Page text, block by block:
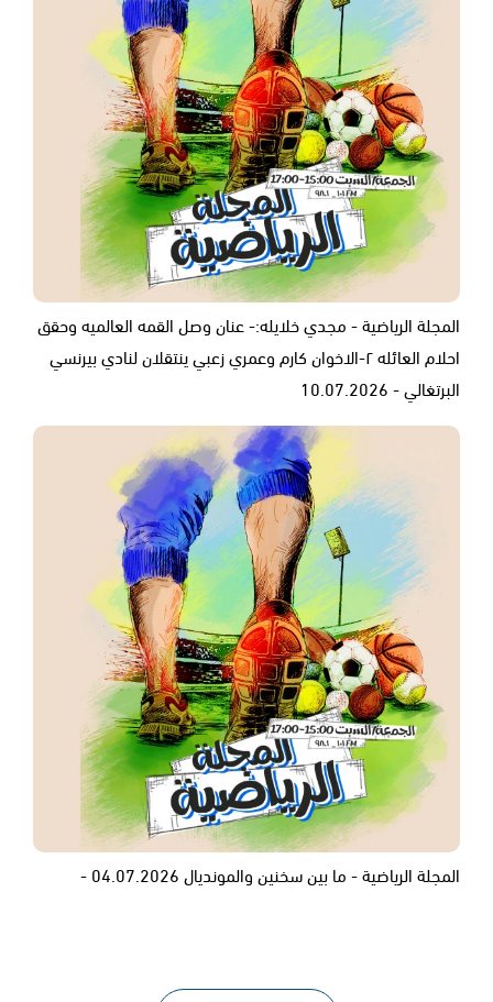
المجلة الرياضية - مجدي خلايله:- عنان وصل القمه العالميه وحقق
احلام العائله ٢-الاخوان كارم وعمري زعبي ينتقلان لنادي بيرنسي
البرتغالي - 10.07.2026
المجلة الرياضية - ما بين سخنين والمونديال 04.07.2026 -